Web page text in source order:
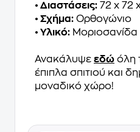
• Διαστάσεις: 72 x 72
• Σχήμα: Ορθογώνιο
• Υλικό: Μοριοσανίδα
Ανακάλυψε εδώ όλη
έπιπλα σπιτιού και
μοναδικό χώρο!